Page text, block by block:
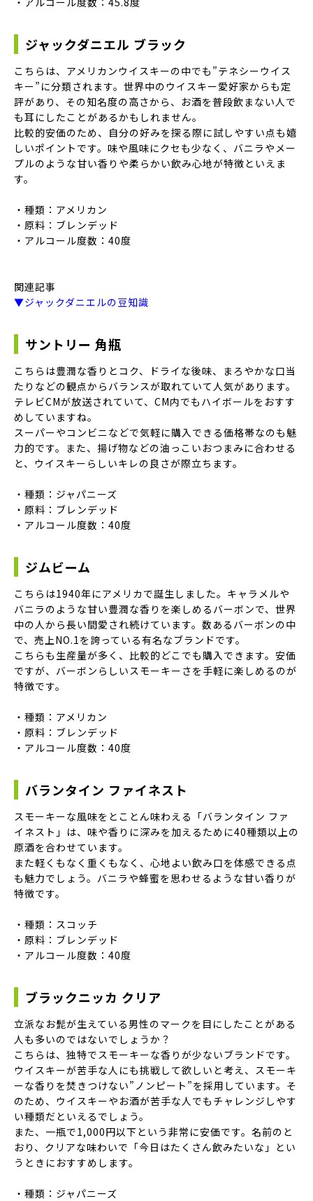
ジャックダニエル ブラック
こちらは、アメリカンウイスキーの中でも”テネシーウイス
キー”に分類されます。世界中のウイスキー愛好家からも定
評があり、その知名度の高さから、お酒を普段飲まない人で
も耳にしたことがあるかもしれません。
比較的安価のため、自分の好みを探る際に試しやすい点も嬉
しいポイントです。味や風味にクセも少なく、バニラやメー
プルのような甘い香りや柔らかい飲み心地が特徴といえま
す。
・種類：アメリカン
・原料：ブレンデッド
・アルコール度数：40度
関連記事
▼ジャックダニエルの豆知識
サントリー 角瓶
こちらは豊潤な香りとコク、ドライな後味、まろやかな口当
たりなどの観点からバランスが取れていて人気があります。
テレビCMが放送されていて、CM内でもハイボールをおすす
めしていますね。
スーパーやコンビニなどで気軽に購入できる価格帯なのも魅
力的です。また、揚げ物などの油っこいおつまみに合わせる
と、ウイスキーらしいキレの良さが際立ちます。
・種類：ジャパニーズ
・原料：ブレンデッド
・アルコール度数：40度
ジムビーム
こちらは1940年にアメリカで誕生しました。キャラメルや
バニラのような甘い豊潤な香りを楽しめるバーボンで、世界
中の人から長い間愛され続けています。数あるバーボンの中
で、売上NO.1を誇っている有名なブランドです。
こちらも生産量が多く、比較的どこでも購入できます。安価
ですが、バーボンらしいスモーキーさを手軽に楽しめるのが
特徴です。
・種類：アメリカン
・原料：ブレンデッド
・アルコール度数：40度
バランタイン ファイネスト
スモーキーな風味をとことん味わえる「バランタイン ファ
イネスト」は、味や香りに深みを加えるために40種類以上の
原酒を合わせています。
また軽くもなく重くもなく、心地よい飲み口を体感できる点
も魅力でしょう。バニラや蜂蜜を思わせるような甘い香りが
特徴です。
・種類：スコッチ
・原料：ブレンデッド
・アルコール度数：40度
ブラックニッカ クリア
立派なお髭が生えている男性のマークを目にしたことがある
人も多いのではないでしょうか？
こちらは、独特でスモーキーな香りが少ないブランドです。
ウイスキーが苦手な人にも挑戦して欲しいと考え、スモーキ
ーな香りを焚きつけない”ノンピート”を採用しています。そ
のため、ウイスキーやお酒が苦手な人でもチャレンジしやす
い種類だといえるでしょう。
また、一瓶で1,000円以下という非常に安価です。名前のと
おり、クリアな味わいで「今日はたくさん飲みたいな」とい
うときにおすすめします。
・種類：ジャパニーズ